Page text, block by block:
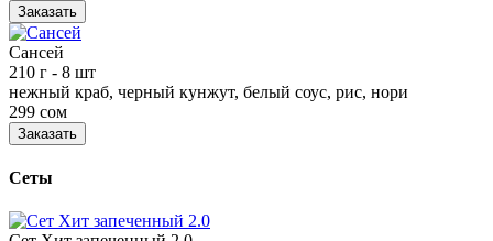
Заказать
Сансей
210 г - 8 шт
нежный краб, черный кунжут, белый соус, рис, нори
299 сом
Заказать
Сеты